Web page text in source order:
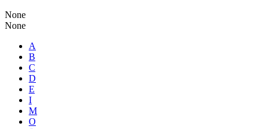
None
None
A
B
C
D
E
I
M
O